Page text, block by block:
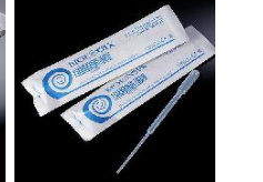
马射线灭菌25-0051